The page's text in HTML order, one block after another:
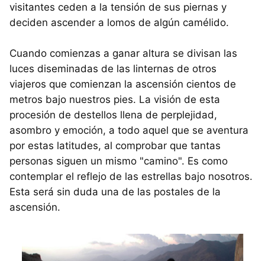
visitantes ceden a la tensión de sus piernas y
deciden ascender a lomos de algún camélido.
Cuando comienzas a ganar altura se divisan las
luces diseminadas de las linternas de otros
viajeros que comienzan la ascensión cientos de
metros bajo nuestros pies. La visión de esta
procesión de destellos llena de perplejidad,
asombro y emoción, a todo aquel que se aventura
por estas latitudes, al comprobar que tantas
personas siguen un mismo "camino". Es como
contemplar el reflejo de las estrellas bajo nosotros.
Esta será sin duda una de las postales de la
ascensión.